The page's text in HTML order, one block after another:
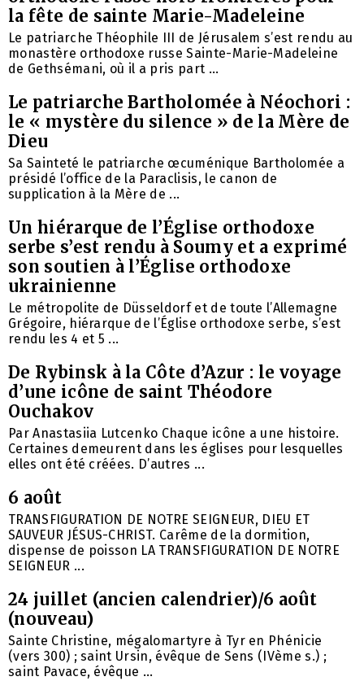
la fête de sainte Marie-Madeleine
Le patriarche Théophile III de Jérusalem s’est rendu au
monastère orthodoxe russe Sainte-Marie-Madeleine
de Gethsémani, où il a pris part ...
Le patriarche Bartholomée à Néochori :
le « mystère du silence » de la Mère de
Dieu
Sa Sainteté le patriarche œcuménique Bartholomée a
présidé l’office de la Paraclisis, le canon de
supplication à la Mère de ...
Un hiérarque de l’Église orthodoxe
serbe s’est rendu à Soumy et a exprimé
son soutien à l’Église orthodoxe
ukrainienne
Le métropolite de Düsseldorf et de toute l’Allemagne
Grégoire, hiérarque de l’Église orthodoxe serbe, s’est
rendu les 4 et 5 ...
De Rybinsk à la Côte d’Azur : le voyage
d’une icône de saint Théodore
Ouchakov
Par Anastasiia Lutcenko Chaque icône a une histoire.
Certaines demeurent dans les églises pour lesquelles
elles ont été créées. D’autres ...
6 août
TRANSFIGURATION DE NOTRE SEIGNEUR, DIEU ET
SAUVEUR JÉSUS-CHRIST. Carême de la dormition,
dispense de poisson LA TRANSFIGURATION DE NOTRE
SEIGNEUR ...
24 juillet (ancien calendrier)/6 août
(nouveau)
Sainte Christine, mégalomartyre à Tyr en Phénicie
(vers 300) ; saint Ursin, évêque de Sens (IVème s.) ;
saint Pavace, évêque ...